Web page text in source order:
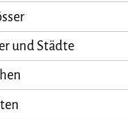
und Städte